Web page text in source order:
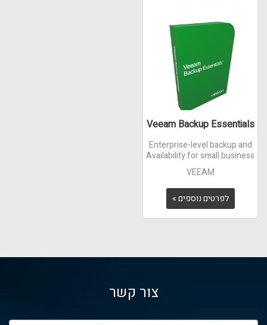
Veeam Backup Essentials
Enterprise-level backup and
Availability for small business
VEEAM
לפרטים נוספים »
צור קשר